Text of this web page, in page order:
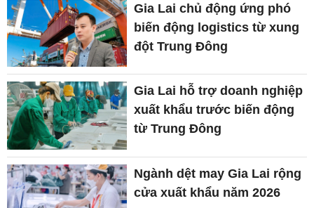
Gia Lai chủ động ứng phó
biến động logistics từ xung
đột Trung Đông
Gia Lai hỗ trợ doanh nghiệp
xuất khẩu trước biến động
từ Trung Đông
Ngành dệt may Gia Lai rộng
cửa xuất khẩu năm 2026